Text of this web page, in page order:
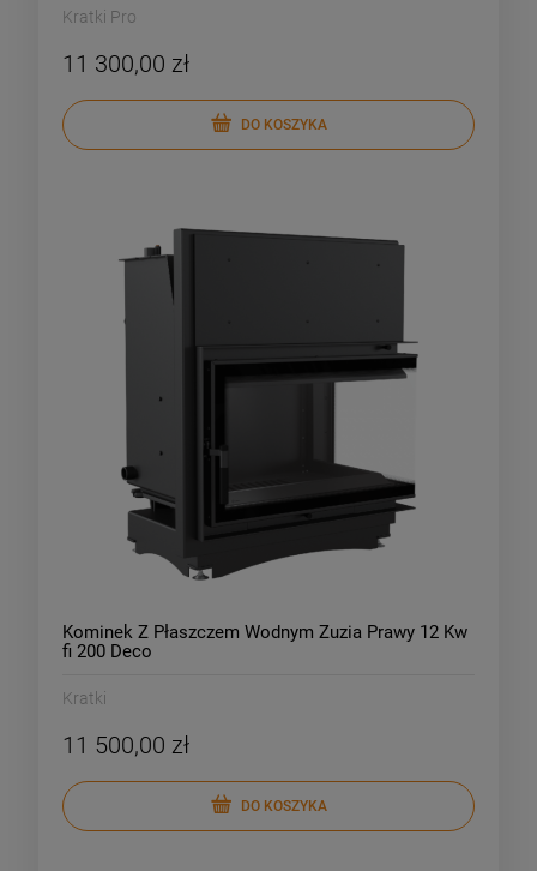
Kratki Pro
11 300,00 zł
DO KOSZYKA
Kominek Z Płaszczem Wodnym Zuzia Prawy 12 Kw
fi 200 Deco
Kratki
11 500,00 zł
DO KOSZYKA